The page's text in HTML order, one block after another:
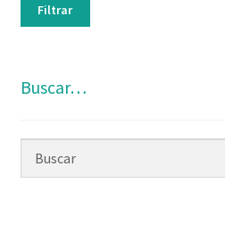
Filtrar
Buscar…